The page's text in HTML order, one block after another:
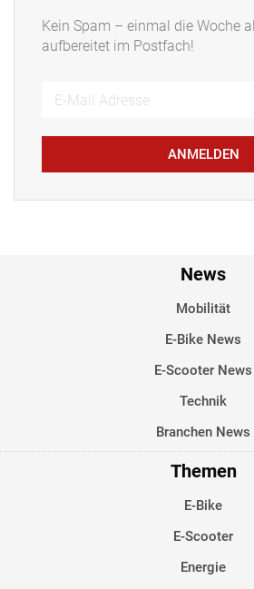
Kein Spam – einmal die Woche
aufbereitet im Postfach!
ANMELDEN
News
Mobilität
E-Bike News
E-Scooter News
Technik
Branchen News
Themen
E-Bike
E-Scooter
Energie